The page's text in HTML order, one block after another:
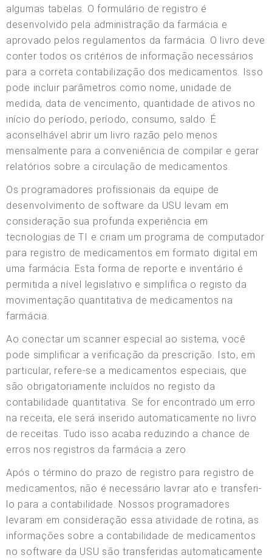
algumas tabelas. O formulário de registro é
desenvolvido pela administração da farmácia e
aprovado pelos regulamentos da farmácia. O livro deve
conter todos os critérios de informação necessários
para a correta contabilização dos medicamentos. Isso
pode incluir parâmetros como nome, unidade de
medida, data de vencimento, quantidade de ativos no
início do período, período, consumo, saldo. É
aconselhável abrir um livro razão pelo menos
mensalmente para a conveniência de compilar e gerar
relatórios sobre a circulação de medicamentos.
Os programadores profissionais da equipe de
desenvolvimento de software da USU levam em
consideração sua profunda experiência em
tecnologias de TI e criam um programa de computador
para registro de medicamentos em formato digital em
uma farmácia. Esta forma de reporte e inventário é
permitida a nível legislativo e simplifica o registo da
movimentação quantitativa de medicamentos na
farmácia.
Ao conectar um scanner especial ao sistema, você
pode simplificar a verificação da prescrição. Isto, em
particular, refere-se a medicamentos especiais, que
são obrigatoriamente incluídos no registo da
contabilidade quantitativa. Se for encontrado um erro
na receita, ele será inserido automaticamente no livro
de receitas. Tudo isso acaba reduzindo a chance de
erros nos registros da farmácia a zero.
Após o término do prazo de registro para registro de
medicamentos, não é necessário lavrar ato e transferi-
lo para a contabilidade. Nossos programadores
levaram em consideração essa atividade de rotina, as
informações sobre a contabilidade de medicamentos
no software da USU são transferidas automaticamente